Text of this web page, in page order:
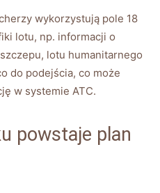
wykorzystują pole 18
lotu, np. informacji o
lotu humanitarnego
do podejścia, co może
w systemie ATC.
powstaje plan